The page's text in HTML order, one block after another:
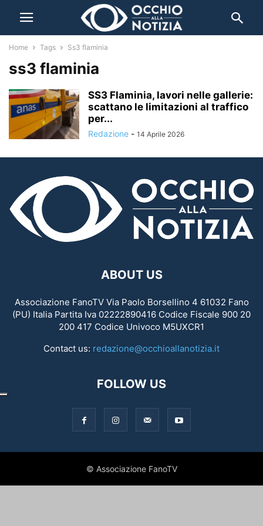
Home Tags Ss3 flaminia
ss3 flaminia
SS3 Flaminia, lavori nelle gallerie:
scattano le limitazioni al traffico
per...
Redazione - 14 Aprile 2026
ABOUT US
Associazione FanoTV Via Paolo Borsellino 4 61032 Fano
(PU) Italia Partita Iva 02222890416 Codice Fiscale 900 20
200 417 Codice Univoco M5UXCR1
Contact us: redazione@occhioallanotizia.it
FOLLOW US
© Associazione FanoTV